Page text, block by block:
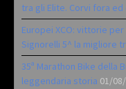
tra gli Elite. Corvi fora ed
Europei XCO: vittorie
Signorelli 5^ la migliore
35ª Marathon Bike della
leggendaria storia 01/